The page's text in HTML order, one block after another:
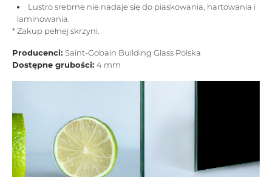
Lustro srebrne nie nadaje się do piaskowania, hartowania i
laminowania.
* Zakup pełnej skrzyni.
Producenci: Saint-Gobain Building Glass Polska
Dostępne grubości: 4 mm